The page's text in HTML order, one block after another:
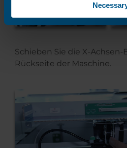
Schieben Sie die X-
Rückseite der Maschine.